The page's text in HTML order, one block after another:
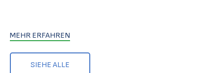
SIEHE ALLE
MEHR ERFAHREN